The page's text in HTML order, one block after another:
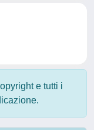
e tutti i